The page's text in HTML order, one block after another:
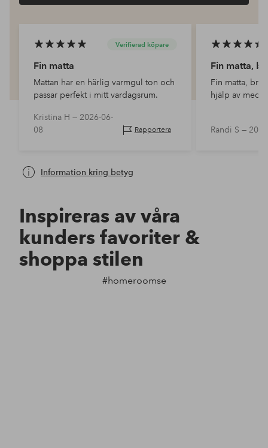
Verifierad köpare
Fin matta
Mattan har en härlig varmgul ton och
passar perfekt i mitt vardagsrum.
Kristina H — 2026-06-
08
Rapportera
Fin matta,
Fin matta, bra
hjälp av
Randi S —
Information kring betyg
Inspireras av våra
kunders favoriter &
shoppa stilen
#homeroomse